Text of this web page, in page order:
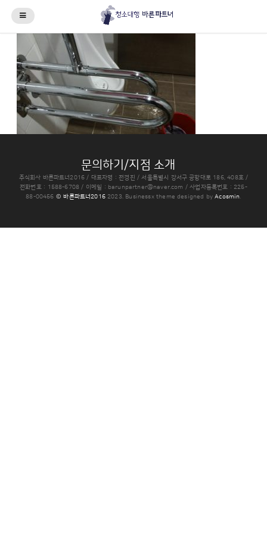
문의하기/지점 소개
주식회사 바른파트너2016 / 대표자명 : 전경진 / 서울특별시 강서구 공항대로 186, 408호 /
전화번호 : 1588-6708 / 이메일 : barunpartner@naver.com / 사업자등록번호 : 225-
88-00456 © 바른파트너20162023. Businessx theme designed byAcosmin.